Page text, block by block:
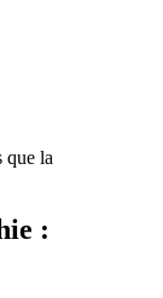
que la
: